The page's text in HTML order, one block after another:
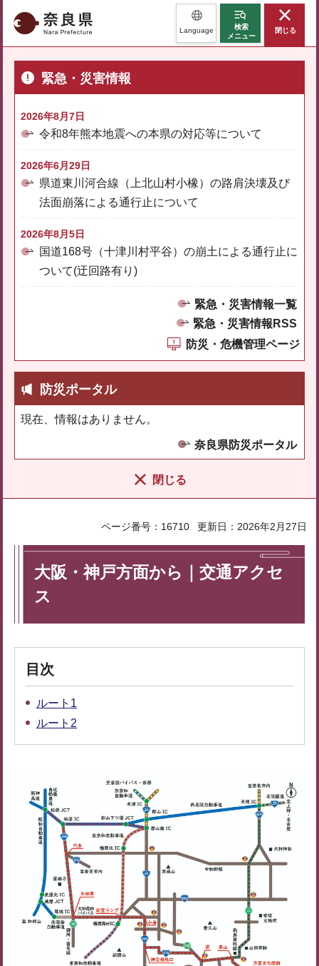
奈良県 Language
検索
メニュー
閉じる
緊急・災害情報
2026年8月7日
令和8年熊本地震への本県の対応等について
2026年6月29日
県道東川河合線（上北山村小橡）の路肩決壊及び
法面崩落による通行止について
2026年8月5日
国道168号（十津川村平谷）の崩土による通行止に
ついて(迂回路有り)
緊急・災害情報一覧
緊急・災害情報RSS
防災・危機管理ページ
防災ポータル
現在、情報はありません。
奈良県防災ポータル
閉じる
ページ番号：16710 更新日：2026年2月27日
大阪・神戸方面から｜交通アクセ
ス
目次
ルート1
ルート2